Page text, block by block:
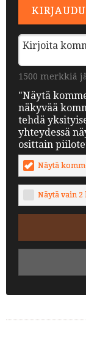
KIRJAUDU
1500 merkkiä
"Näytä
näkyvää
tehdä
yhteydessä
osittain
Näytä
Näytä vain